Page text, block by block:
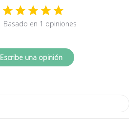
Basado en 1 opiniones
Escribe una opinión